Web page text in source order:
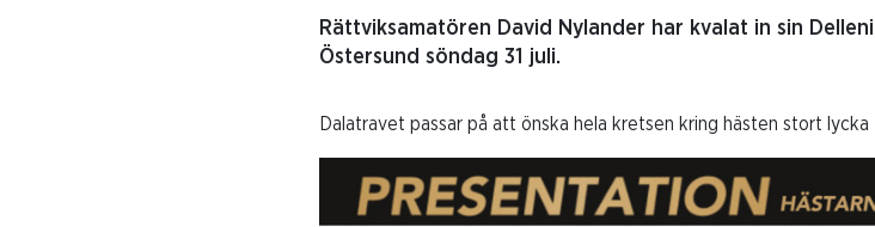
Rättviksamatören David Nylander har kvalat in sin
Östersund söndag 31 juli.
Dalatravet passar på att önska hela kretsen kring hästen stort lycka